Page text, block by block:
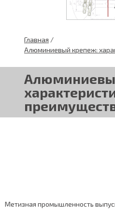
Главная /
Алюминиевый крепеж:
Метизная промышленность